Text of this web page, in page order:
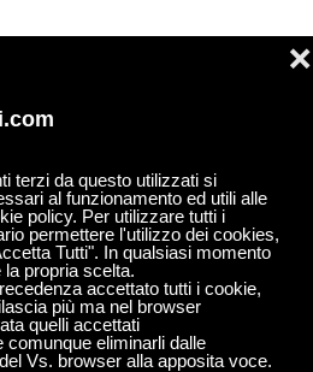
terzi da questo utilizzati si
al funzionamento ed utili alle
policy. Per utilizzare tutti i
permettere l'utilizzo dei cookies,
Tutti". In qualsiasi momento
propria scelta.
accettato tutti i cookie,
più ma nel browser
quelli accettati
comunque eliminarli dalle
Vs. browser alla apposita voce.
❌